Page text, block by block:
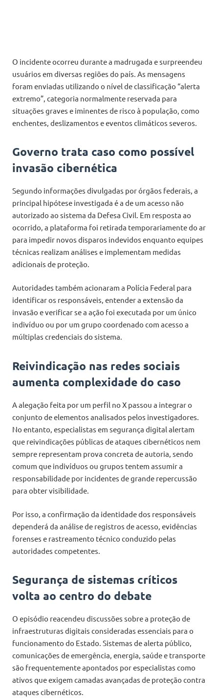
O incidente ocorreu durante a madrugada e surpreendeu
usuários em diversas regiões do país. As mensagens
foram enviadas utilizando o nível de classificação “alerta
extremo”, categoria normalmente reservada para
situações graves e iminentes de risco à população, como
enchentes, deslizamentos e eventos climáticos severos.
Governo trata caso como possível
invasão cibernética
Segundo informações divulgadas por órgãos federais, a
principal hipótese investigada é a de um acesso não
autorizado ao sistema da Defesa Civil. Em resposta ao
ocorrido, a plataforma foi retirada temporariamente do ar
para impedir novos disparos indevidos enquanto equipes
técnicas realizam análises e implementam medidas
adicionais de proteção.
Autoridades também acionaram a Polícia Federal para
identificar os responsáveis, entender a extensão da
invasão e verificar se a ação foi executada por um único
indivíduo ou por um grupo coordenado com acesso a
múltiplas credenciais do sistema.
Reivindicação nas redes sociais
aumenta complexidade do caso
A alegação feita por um perfil no X passou a integrar o
conjunto de elementos analisados pelos investigadores.
No entanto, especialistas em segurança digital alertam
que reivindicações públicas de ataques cibernéticos nem
sempre representam prova concreta de autoria, sendo
comum que indivíduos ou grupos tentem assumir a
responsabilidade por incidentes de grande repercussão
para obter visibilidade.
Por isso, a confirmação da identidade dos responsáveis
dependerá da análise de registros de acesso, evidências
forenses e rastreamento técnico conduzido pelas
autoridades competentes.
Segurança de sistemas críticos
volta ao centro do debate
O episódio reacendeu discussões sobre a proteção de
infraestruturas digitais consideradas essenciais para o
funcionamento do Estado. Sistemas de alerta público,
comunicações de emergência, energia, saúde e transporte
são frequentemente apontados por especialistas como
ativos que exigem camadas avançadas de proteção contra
ataques cibernéticos.